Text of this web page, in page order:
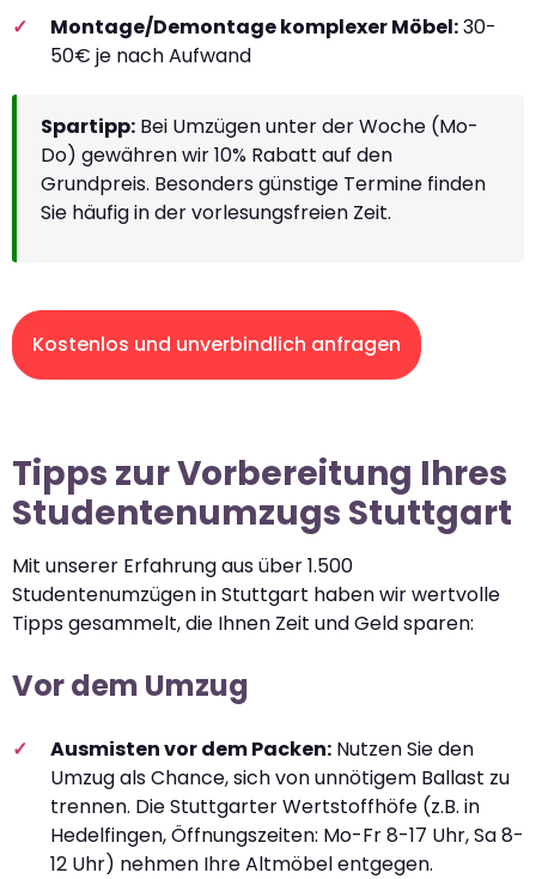
Montage/Demontage komplexer Möbel:30-
50€ je nach Aufwand
Spartipp: Bei Umzügen unter der Woche (Mo-
Do) gewähren wir 10% Rabatt auf den
Grundpreis. Besonders günstige Termine finden
Sie häufig in der vorlesungsfreien Zeit.
Kostenlos und unverbindlich anfragen
Tipps zur Vorbereitung Ihres
Studentenumzugs Stuttgart
Mit unserer Erfahrung aus über 1.500
Studentenumzügen in Stuttgart haben wir wertvolle
Tipps gesammelt, die Ihnen Zeit und Geld sparen:
Vor dem Umzug
Ausmisten vor dem Packen: Nutzen Sie den
Umzug als Chance, sich von unnötigem Ballast zu
trennen. Die Stuttgarter Wertstoffhöfe (z.B. in
Hedelfingen, Öffnungszeiten: Mo-Fr 8-17 Uhr, Sa 8-
12 Uhr) nehmen Ihre Altmöbel entgegen.